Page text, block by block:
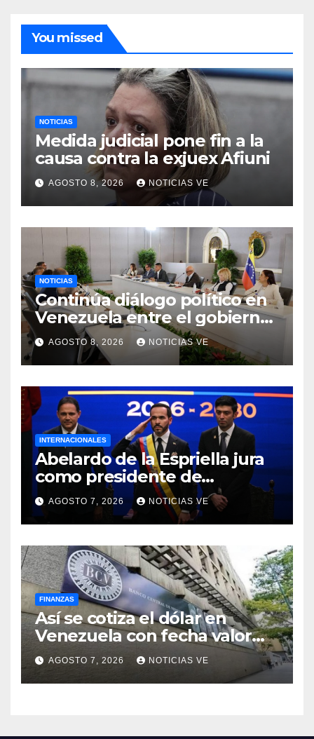
You missed
NOTICIAS
Medida judicial pone fin a la
causa contra la exjuex Afiuni
AGOSTO 8, 2026 NOTICIAS VE
NOTICIAS
Continúa diálogo político en
Venezuela entre el gobierno
y la oposición
AGOSTO 8, 2026 NOTICIAS VE
INTERNACIONALES
Abelardo de la Espriella jura
como presidente de
Colombia para el periodo
2026-2030
AGOSTO 7, 2026 NOTICIAS VE
FINANZAS
Así se cotiza el dólar en
Venezuela con fecha valor
lunes 10 de agosto de 2026
AGOSTO 7, 2026 NOTICIAS VE